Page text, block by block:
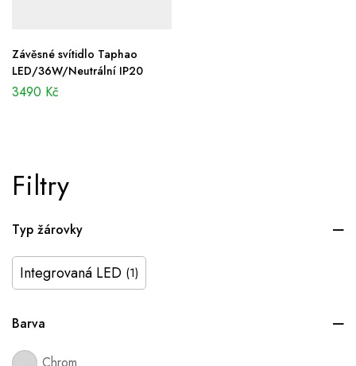
Filtry
Typ žárovky
Integrovaná LED (1)
Barva
Závěsné svítidlo Taphao
LED/36W/Neutrální IP20
3490 Kč